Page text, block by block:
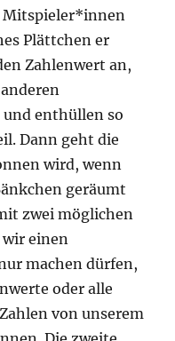
Mitspieler*innen
Plättchen er
Zahlenwert an,
enthüllen so
Dann geht die
wird, wenn
geräumt
zwei möglichen
einen
machen dürfen,
oder alle
von unserem